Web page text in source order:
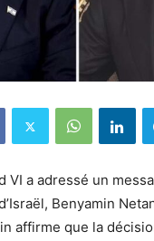
VI a adressé un
Benyamin
affirme que la